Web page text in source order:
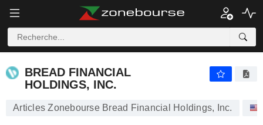
BREAD FINANCIAL
HOLDINGS, INC.
Articles Zonebourse Bread Financial Holdings, Inc.